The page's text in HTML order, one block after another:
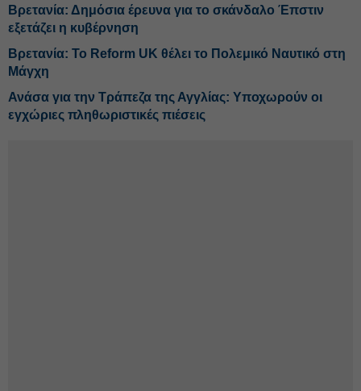
Βρετανία: Δημόσια έρευνα για το σκάνδαλο Έπστιν
εξετάζει η κυβέρνηση
Βρετανία: Το Reform UK θέλει το Πολεμικό Ναυτικό στη
Μάγχη
Ανάσα για την Τράπεζα της Αγγλίας: Υποχωρούν οι
εγχώριες πληθωριστικές πιέσεις